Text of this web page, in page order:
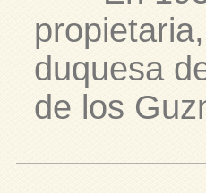
duquesa
de los